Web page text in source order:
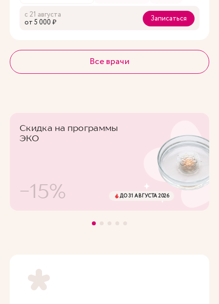
с 21 августа
oт 5 000 ₽
Записаться
Все врачи
Скидка на программы
ЭКО
-15% ДО 31 АВГУСТА 2026